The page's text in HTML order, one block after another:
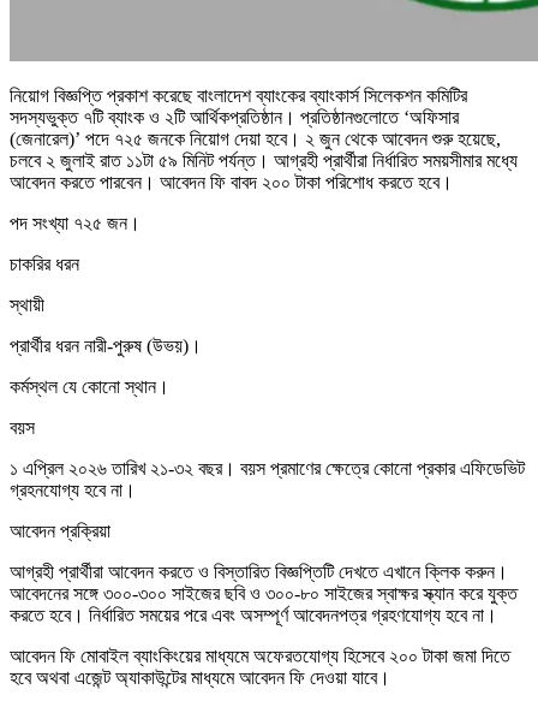
নিয়োগ বিজ্ঞপ্তি প্রকাশ করেছে বাংলাদেশ ব্যাংকের ব্যাংকার্স সিলেকশন কমিটির
সদস্যভুক্ত ৭টি ব্যাংক ও ২টি আর্থিকপ্রতিষ্ঠান। প্রতিষ্ঠানগুলোতে ‘অফিসার
(জেনারেল)’ পদে ৭২৫ জনকে নিয়োগ দেয়া হবে। ২ জুন থেকে আবেদন শুরু হয়েছে,
চলবে ২ জুলাই রাত ১১টা ৫৯ মিনিট পর্যন্ত। আগ্রহী প্রার্থীরা নির্ধারিত সময়সীমার মধ্যে
আবেদন করতে পারবেন। আবেদন ফি বাবদ ২০০ টাকা পরিশোধ করতে হবে।
পদ সংখ্যা ৭২৫ জন।
চাকরির ধরন
স্থায়ী
প্রার্থীর ধরন নারী-পুরুষ (উভয়)।
কর্মস্থল যে কোনো স্থান।
বয়স
১ এপ্রিল ২০২৬ তারিখ ২১-৩২ বছর। বয়স প্রমাণের ক্ষেত্রে কোনো প্রকার এফিডেভিট
গ্রহনযোগ্য হবে না।
আবেদন প্রক্রিয়া
আগ্রহী প্রার্থীরা আবেদন করতে ও বিস্তারিত বিজ্ঞপ্তিটি দেখতে এখানে ক্লিক করুন।
আবেদনের সঙ্গে ৩০০-৩০০ সাইজের ছবি ও ৩০০-৮০ সাইজের স্বাক্ষর স্ক্যান করে যুক্ত
করতে হবে। নির্ধারিত সময়ের পরে এবং অসম্পূর্ণ আবেদনপত্র গ্রহণযোগ্য হবে না।
আবেদন ফি মোবাইল ব্যাংকিংয়ের মাধ্যমে অফেরতযোগ্য হিসেবে ২০০ টাকা জমা দিতে
হবে অথবা এজেন্ট অ্যাকাউন্টের মাধ্যমে আবেদন ফি দেওয়া যাবে।